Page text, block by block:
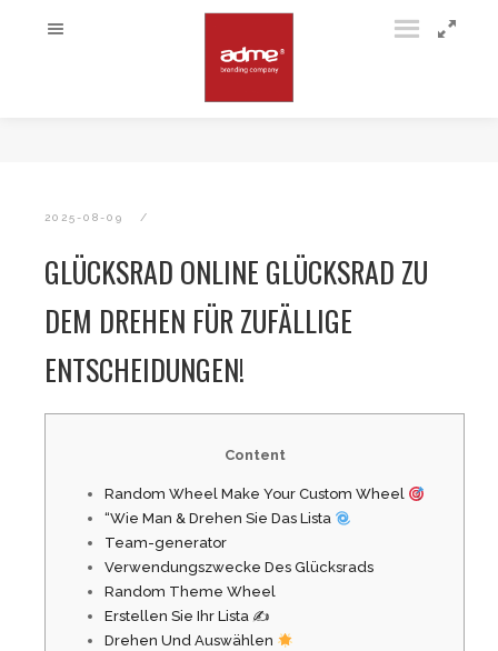
2025-08-09
GLÜCKSRAD ONLINE GLÜCKSRAD ZU
DEM DREHEN FÜR ZUFÄLLIGE
ENTSCHEIDUNGEN!
Content
Random Wheel Make Your Custom Wheel
“Wie Man & Drehen Sie Das Lista
Team-generator
Verwendungszwecke Des Glücksrads
Random Theme Wheel
Erstellen Sie Ihr Lista ✍️
Drehen Und Auswählen